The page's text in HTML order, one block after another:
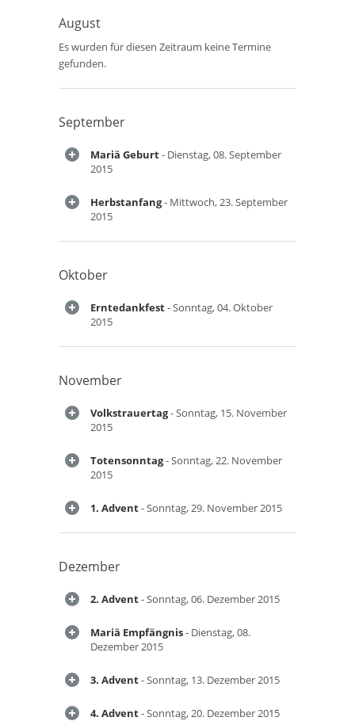
August
Es wurden für diesen Zeitraum keine Termine
gefunden.
September
Mariä Geburt- Dienstag, 08. September
2015
Herbstanfang- Mittwoch, 23. September
2015
Oktober
Erntedankfest- Sonntag, 04. Oktober
2015
November
Volkstrauertag- Sonntag, 15. November
2015
Totensonntag- Sonntag, 22. November
2015
1. Advent- Sonntag, 29. November 2015
Dezember
2. Advent- Sonntag, 06. Dezember 2015
Mariä Empfängnis- Dienstag, 08.
Dezember 2015
3. Advent- Sonntag, 13. Dezember 2015
4. Advent- Sonntag, 20. Dezember 2015